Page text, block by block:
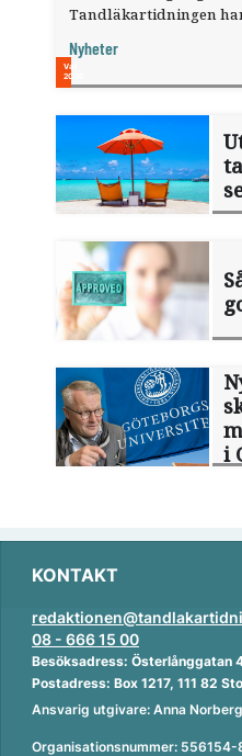
Tandläkartidningen
Nyheter
i
KONTAKT
08 - 666 15 00
Besöksadress: Österlånggatan
Postadress: Box 1217, 111 82
Ansvarig utgivare: Anna Norberg
Organisationsnummer: 556154-